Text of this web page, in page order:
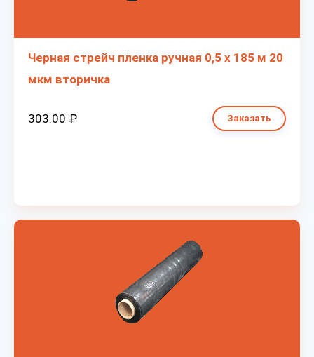
Черная стрейч пленка ручная 0,5 х 185 м 20
мкм вторичка
303.00 ₽ Заказать